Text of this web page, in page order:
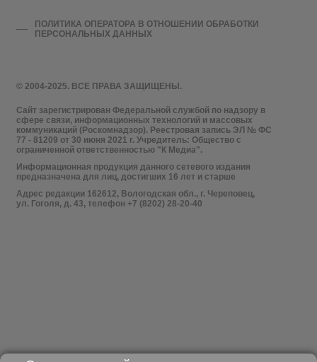
© 2004-2025. ВСЕ ПРАВА ЗАЩИЩЕНЫ.
Сайт зарегистрирован Федеральной службой по надзору в
сфере связи, информационных технологий и массовых
коммуникаций (Роскомнадзор). Реестровая запись ЭЛ № ФС
77 - 81209 от 30 июня 2021 г. Учредитель: Общество с
ограниченной ответственностью "К Медиа".
Информационная продукция данного сетевого издания
предназначена для лиц, достигших 16 лет и старше
Адрес редакции 162612, Вологодская обл., г. Череповец,
ул. Гоголя, д. 43, телефон +7 (8202) 28-20-40
ПОЛИТИКА ОПЕРАТОРА В ОТНОШЕНИИ ОБРАБОТКИ
ПЕРСОНАЛЬНЫХ ДАННЫХ